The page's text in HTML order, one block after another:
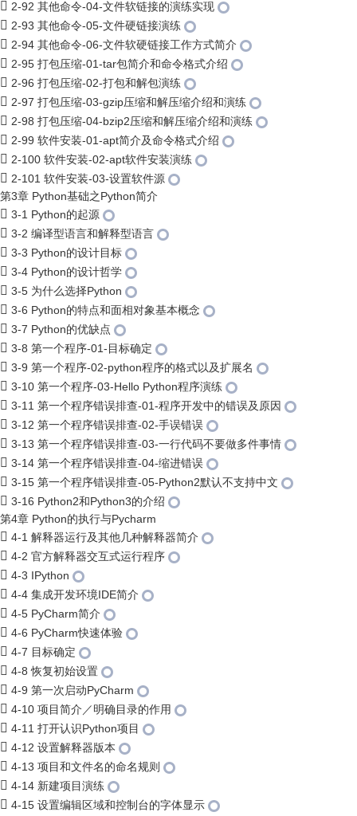
2-92 其他命令-04-文件软链接的演练实现
2-93 其他命令-05-文件硬链接演练
2-94 其他命令-06-文件软硬链接工作方式简介
2-95 打包压缩-01-tar包简介和命令格式介绍
2-96 打包压缩-02-打包和解包演练
2-97 打包压缩-03-gzip压缩和解压缩介绍和演练
2-98 打包压缩-04-bzip2压缩和解压缩介绍和演练
2-99 软件安装-01-apt简介及命令格式介绍
2-100 软件安装-02-apt软件安装演练
2-101 软件安装-03-设置软件源
第3章 Python基础之Python简介
3-1 Python的起源
3-2 编译型语言和解释型语言
3-3 Python的设计目标
3-4 Python的设计哲学
3-5 为什么选择Python
3-6 Python的特点和面相对象基本概念
3-7 Python的优缺点
3-8 第一个程序-01-目标确定
3-9 第一个程序-02-python程序的格式以及扩展名
3-10 第一个程序-03-Hello Python程序演练
3-11 第一个程序错误排查-01-程序开发中的错误及原因
3-12 第一个程序错误排查-02-手误错误
3-13 第一个程序错误排查-03-一行代码不要做多件事情
3-14 第一个程序错误排查-04-缩进错误
3-15 第一个程序错误排查-05-Python2默认不支持中文
3-16 Python2和Python3的介绍
第4章 Python的执行与Pycharm
4-1 解释器运行及其他几种解释器简介
4-2 官方解释器交互式运行程序
4-3 IPython
4-4 集成开发环境IDE简介
4-5 PyCharm简介
4-6 PyCharm快速体验
4-7 目标确定
4-8 恢复初始设置
4-9 第一次启动PyCharm
4-10 项目简介／明确目录的作用
4-11 打开认识Python项目
4-12 设置解释器版本
4-13 项目和文件名的命名规则
4-14 新建项目演练
4-15 设置编辑区域和控制台的字体显示